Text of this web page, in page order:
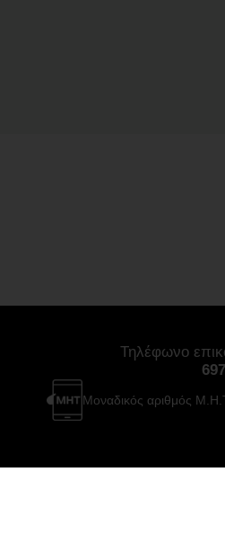
Τηλέφωνο
Μοναδικός αριθμός